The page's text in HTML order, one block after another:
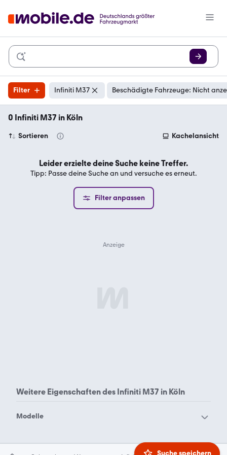
Filter Infiniti M37 Beschädigte Fahrzeuge: Nicht
0 Infiniti M37 in Köln
Sortieren Kachelansicht
Leider erzielte deine Suche keine Treffer.
Tipp: Passe deine Suche an und versuche es erneut.
Filter anpassen
Suche speichern
Weitere Eigenschaften des Infiniti M37 in Köln
Modelle
Infiniti G35